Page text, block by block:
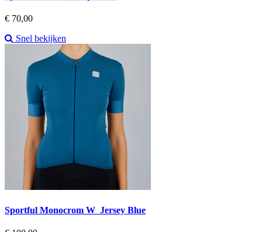
Prijs
€ 70,00
Snel bekijken
Sportful Monocrom W Jersey Blue